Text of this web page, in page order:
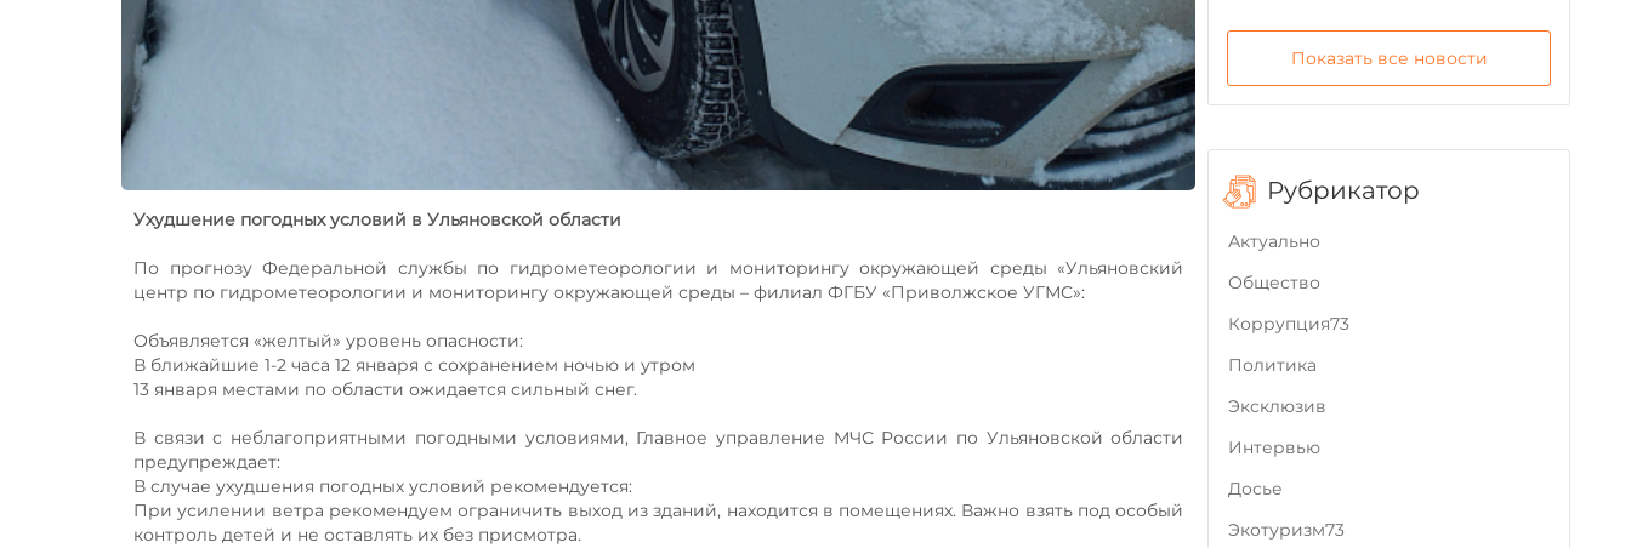
Ухудшение погодных условий в Ульяновской области
По прогнозу Федеральной службы по гидрометеорологии и мониторингу окружающей среды «Ульяновский
центр по гидрометеорологии и мониторингу окружающей среды – филиал ФГБУ «Приволжское УГМС»:
Объявляется «желтый» уровень опасности:
В ближайшие 1-2 часа 12 января с сохранением ночью и утром
13 января местами по области ожидается сильный снег.
В связи с неблагоприятными погодными условиями, Главное управление МЧС России по Ульяновской области
предупреждает:
В случае ухудшения погодных условий рекомендуется:
При усилении ветра рекомендуем ограничить выход из зданий, находится в помещениях. Важно взять под особый
контроль детей и не оставлять их без присмотра.
Показать все новости
Рубрикатор
Актуально
Общество
Коррупция73
Политика
Эксклюзив
Интервью
Досье
Экотуризм73